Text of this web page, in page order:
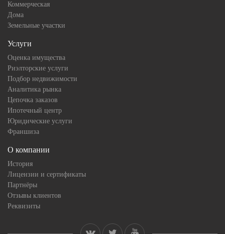
Коммерческая
Дома
Земельные участки
Услуги
Оценка имущества
Риэлторские услуги
Подбор недвижимости
Аналитика рынка
Цепочка заказов
Ипотечный центр
Юридические услуги
Франшиза
О компании
История
Лицензии и сертификаты
Партнёры
Отзывы клиентов
Реквизиты